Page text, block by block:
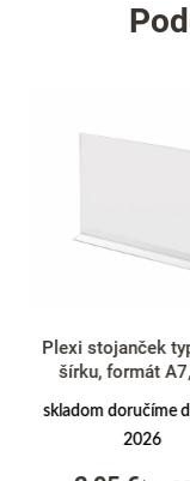
Plexi stojanček
šírku, formát
skladom doručíme
2026